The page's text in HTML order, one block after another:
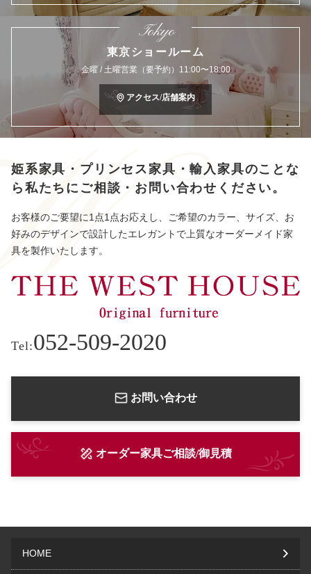
Tokyo
東京ショールーム
金曜 / 土曜営業（要予約）11:00〜18:00
アクセス/店舗案内
姫系家具・プリンセス家具・輸入家具のことな
ら 私たちにご相談・お問い合わせください。
お客様のご要望に1点1点お応えし、ご希望のカラー、サイズ、お
好みのデザインで設計したエレガントで上質なオーダーメイド家
具を製作いたします。
Tel:052-509-2020
お問い合わせ
オーダー家具ご相談/御見積
HOME